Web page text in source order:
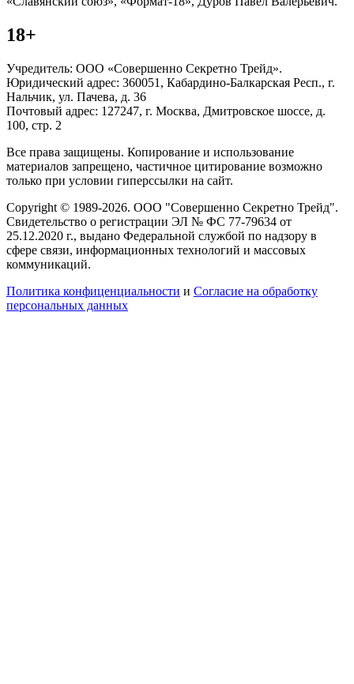
18+
Учредитель: ООО «Совершенно Секретно Трейд».
Юридический адрес: 360051, Кабардино-Балкарская Респ., г.
Нальчик, ул. Пачева, д. 36
Почтовый адрес: 127247, г. Москва, Дмитровское шоссе, д.
100, стр. 2
Все права защищены. Копирование и использование
материалов запрещено, частичное цитирование возможно
только при условии гиперссылки на сайт.
Copyright © 1989-2026. ООО "Совершенно Секретно Трейд".
Свидетельство о регистрации ЭЛ № ФС 77-79634 от
25.12.2020 г., выдано Федеральной службой по надзору в
сфере связи, информационных технологий и массовых
коммуникаций.
Политика конфиценциальности и Согласие на обработку
персональных данных